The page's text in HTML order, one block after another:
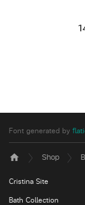
Font generated by
home Shop
Cristina Site
Bath Collection